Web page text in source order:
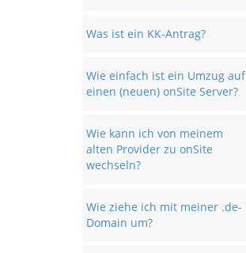
Was ist ein KK-Antrag?
Wie einfach ist ein Umzug auf
einen (neuen) onSite Server?
Wie kann ich von meinem
alten Provider zu onSite
wechseln?
Wie ziehe ich mit meiner .de-
Domain um?